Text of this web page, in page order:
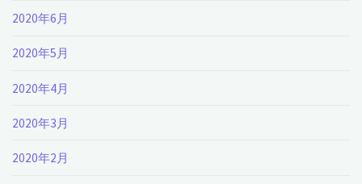
2020年6月
2020年5月
2020年4月
2020年3月
2020年2月